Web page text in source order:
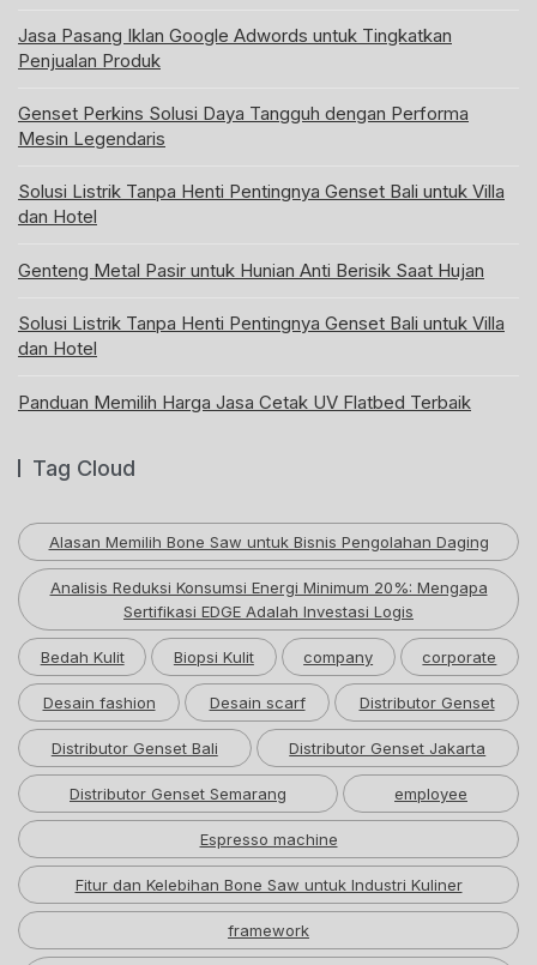
Jasa Pasang Iklan Google Adwords untuk Tingkatkan
Penjualan Produk
Genset Perkins Solusi Daya Tangguh dengan Performa
Mesin Legendaris
Solusi Listrik Tanpa Henti Pentingnya Genset Bali untuk Villa
dan Hotel
Genteng Metal Pasir untuk Hunian Anti Berisik Saat Hujan
Solusi Listrik Tanpa Henti Pentingnya Genset Bali untuk Villa
dan Hotel
Panduan Memilih Harga Jasa Cetak UV Flatbed Terbaik
Tag Cloud
Alasan Memilih Bone Saw untuk Bisnis Pengolahan Daging
Analisis Reduksi Konsumsi Energi Minimum 20%: Mengapa
Sertifikasi EDGE Adalah Investasi Logis
Bedah Kulit Biopsi Kulit company corporate
Desain fashion Desain scarf Distributor Genset
Distributor Genset Bali Distributor Genset Jakarta
Distributor Genset Semarang employee
Espresso machine
Fitur dan Kelebihan Bone Saw untuk Industri Kuliner
framework